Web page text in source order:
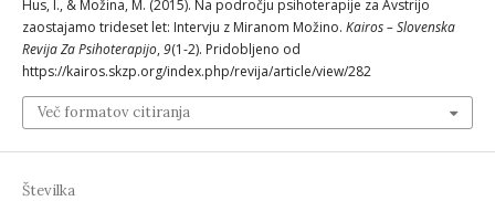
Hus, I., & Možina, M. (2015). Na področju psihoterapije za Avstrijo
zaostajamo trideset let: Intervju z Miranom Možino. Kairos – Slovenska
Revija Za Psihoterapijo, 9(1-2). Pridobljeno od
https://kairos.skzp.org/index.php/revija/article/view/282
Več formatov citiranja
Številka